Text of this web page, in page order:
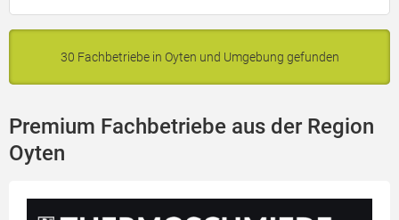
30 Fachbetriebe in Oyten und Umgebung gefunden
Premium Fachbetriebe aus der Region
Oyten